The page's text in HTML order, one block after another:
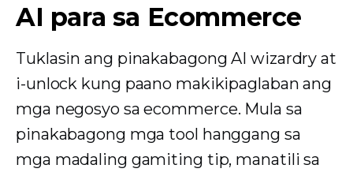
AI para sa Ecommerce
Tuklasin ang pinakabagong AI wizardry at
i-unlock kung paano makikipaglaban ang
mga negosyo sa ecommerce. Mula sa
pinakabagong mga tool hanggang sa
mga madaling gamiting tip, manatili sa